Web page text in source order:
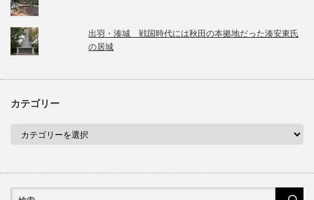
出羽・湊城 戦国時代には秋田の本拠地だった湊安東氏
の居城
カテゴリー